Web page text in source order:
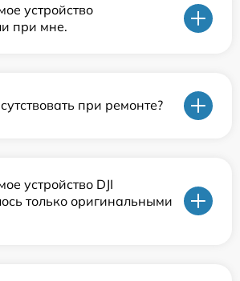
устройство
при мне.
при ремонте?
устройство DJI
только оригинальными